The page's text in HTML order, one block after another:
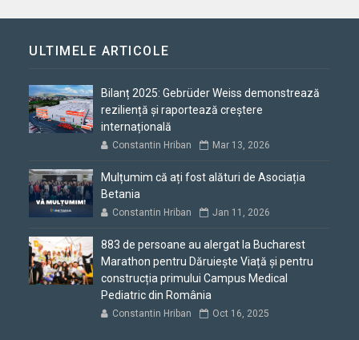
ULTIMELE ARTICOLE
Bilanț 2025: Gebrüder Weiss demonstrează
reziliență și raportează creștere
internațională
Constantin Hriban Mar 13, 2026
Mulțumim că ați fost alături de Asociația
Betania
Constantin Hriban Jan 11, 2026
883 de persoane au alergat la Bucharest
Marathon pentru Dăruiește Viață și pentru
construcția primului Campus Medical
Pediatric din România
Constantin Hriban Oct 16, 2025